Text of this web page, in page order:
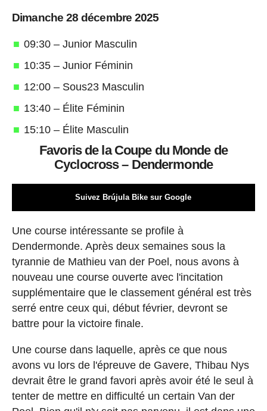
Dimanche 28 décembre 2025
09:30 – Junior Masculin
10:35 – Junior Féminin
12:00 – Sous23 Masculin
13:40 – Élite Féminin
15:10 – Élite Masculin
Favoris de la Coupe du Monde de
Cyclocross – Dendermonde
Suivez Brújula Bike sur Google
Une course intéressante se profile à
Dendermonde. Après deux semaines sous la
tyrannie de Mathieu van der Poel, nous avons à
nouveau une course ouverte avec l'incitation
supplémentaire que le classement général est très
serré entre ceux qui, début février, devront se
battre pour la victoire finale.
Une course dans laquelle, après ce que nous
avons vu lors de l'épreuve de Gavere, Thibau Nys
devrait être le grand favori après avoir été le seul à
tenter de mettre en difficulté un certain Van der